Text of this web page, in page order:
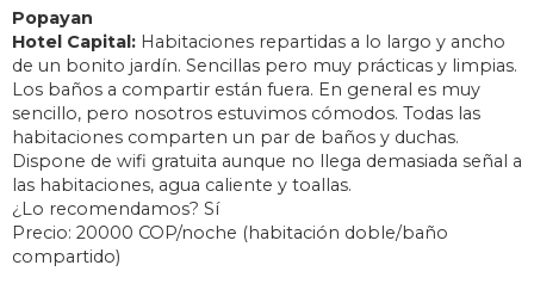
Popayan
Hotel Capital: Habitaciones repartidas a lo largo y ancho
de un bonito jardín. Sencillas pero muy prácticas y limpias.
Los baños a compartir están fuera. En general es muy
sencillo, pero nosotros estuvimos cómodos. Todas las
habitaciones comparten un par de baños y duchas.
Dispone de wifi gratuita aunque no llega demasiada señal a
las habitaciones, agua caliente y toallas.
¿Lo recomendamos? Sí
Precio: 20000 COP/noche (habitación doble/baño
compartido)